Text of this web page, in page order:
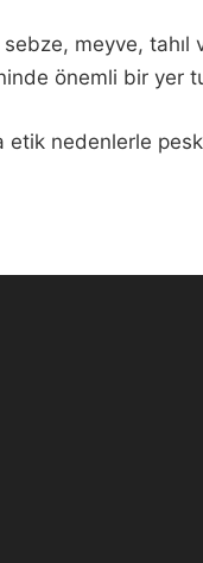
meyve, tahıl
önemli bir yer
etik nedenlerle